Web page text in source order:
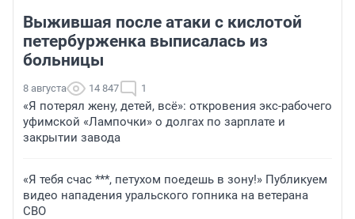
Выжившая после атаки с кислотой
петербурженка выписалась из
больницы
8 августа 14 847 1
«Я потерял жену, детей, всё»: откровения экс-рабочего
уфимской «Лампочки» о долгах по зарплате и
закрытии завода
«Я тебя счас ***, петухом поедешь в зону!» Публикуем
видео нападения уральского гопника на ветерана
СВО